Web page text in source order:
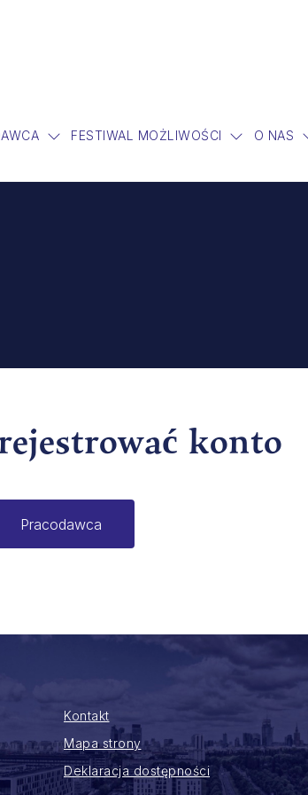
FESTIWAL MOŻLIWOŚCI O NAS
konto
Kontakt
Mapa strony
Deklaracja dostępności